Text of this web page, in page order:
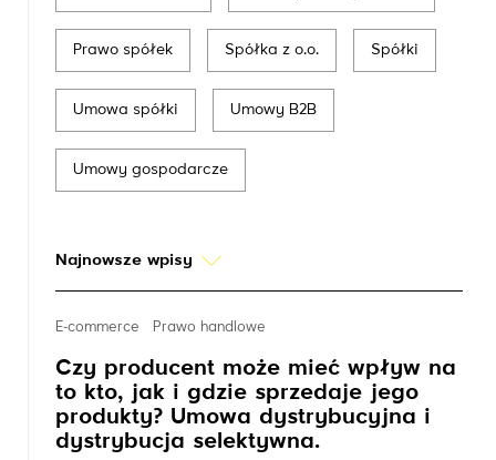
Prawo spółek Spółka z o.o. Spółki
Umowa spółki Umowy B2B
Umowy gospodarcze
Najnowsze wpisy
E-commerce Prawo handlowe
Czy producent może mieć wpływ na
to kto, jak i gdzie sprzedaje jego
produkty? Umowa dystrybucyjna i
dystrybucja selektywna.